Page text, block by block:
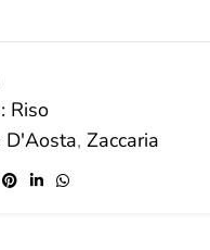
Riso
D'Aosta, Zaccaria